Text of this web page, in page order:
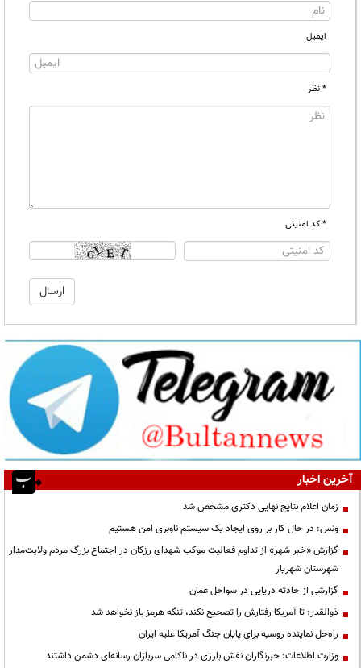
ایمیل
* نظر
* کد امنیتی
آخرین اخبار
زمان اعلام نتایج نهایی دکتری مشخص شد
ونس: در حال کار بر روی ایجاد یک سیستم ناوبری امن هستیم
گزارش «خبر شهر» از تداوم فعالیت موکب شهدای رزکان در اجتماع بزرگ مردم ولایت‌مدار
شهرستان شهریار
گزارشی از حادثه دریایی در سواحل عمان
ذوالقدر: تا آمریکا رفتارش را تصحیح نکند، تنگه هرمز باز نخواهد شد
راه‌حل نماینده روسیه برای پایان جنگ آمریکا علیه ایران
وزارت اطلاعات: خبرنگاران نقش بارزی در ناکامی سربازان رسانه‌ای دشمن داشتند